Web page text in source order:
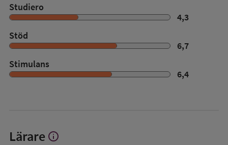
Studiero
4,3
Stöd
6,7
Stimulans
6,4
Lärare Visa
info